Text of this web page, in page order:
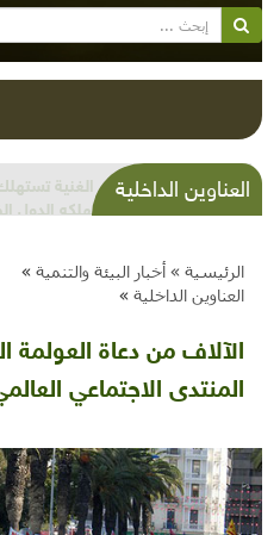
العناوين الداخليةالدول الغنية
ما تستهلكه الدول
الرئيسية » أخبار البيئة والتنمية »
العناوين الداخلية »
الآلاف من دعاة العولمة
المنتدى الاجتماعي